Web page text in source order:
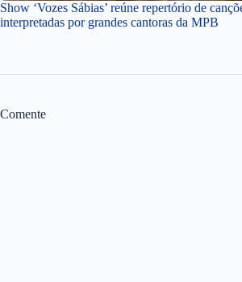
Show ‘Vozes Sábias’ reúne repertório de
interpretadas por grandes cantoras da MPB
Comente